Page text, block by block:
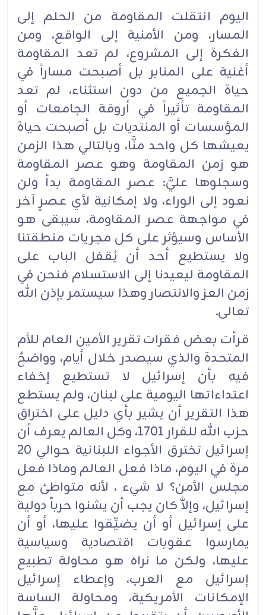
اليوم انتقلت المقاومة من الحلم إلى
المسار، ومن الأمنية إلى الواقع، ومن
الفكرة إلى المشروع، لم تعد المقاومة
أغنية على المنابر بل أصبحت مساراً في
حياة الجميع من دون استثناء، لم تعد
المقاومة تأثيراً في أروقة الجامعات أو
المؤسسات أو المنتديات بل أصبحت حياة
يعيشها كل واحد منَّا، وبالتالي هذا الزمن
هو زمن المقاومة وهو عصر المقاومة
وسجلوها عليَّ: عصر المقاومة بدأ ولن
نعود إلى الوراء، ولا إمكانية لأي عصرٍ آخر
في مواجهة عصر المقاومة، سيبقى هو
الأساس وسيؤثر على كل مجريات منطقتنا
ولا يستطيع أحد أن يُقفل الباب على
المقاومة ليعيدنا إلى الاستسلام فنحن في
زمن العز والانتصار وهذا سيستمر بإذن الله
تعالى.
قرأت بعض فقرات تقرير الأمين العام للأم
المتحدة والذي سيصدر خلال أيام، وواضحٌ
فيه بأن إسرائيل لا تستطيع إخفاء
اعتداءاتها اليومية على لبنان، ولم يستطع
هذا التقرير أن يشير بأي دليل على اختراق
حزب الله للقرار 1701، وكل العالم يعرف أن
إسرائيل تخترق الأجواء اللبنانية حوالي 20
مرة في اليوم، ماذا فعل العالم وماذا فعل
مجلس الأمن؟ لا شيء ، لأنه متواطئ مع
إسرائيل، وإلاَّ كان يجب أن يشنوا حرباً دولية
على إسرائيل أو أن يضيِّقوا عليها، أو أن
يمارسوا عقوبات اقتصادية وسياسية
عليها، ولكن ما نراه هو محاولة تطبيع
إسرائيل مع العرب، وإعطاء إسرائيل
الإمكانات الأمريكية، ومحاولة الساسة